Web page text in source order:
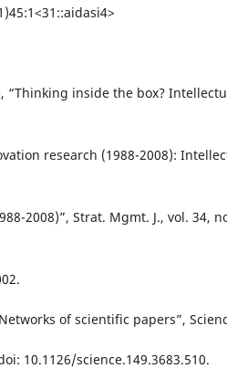
“Thinking inside the box?
research (1988-2008):
2008)”, Strat. Mgmt. J., vol. 34,
of scientific papers”,
10.1126/science.149.3683.510.